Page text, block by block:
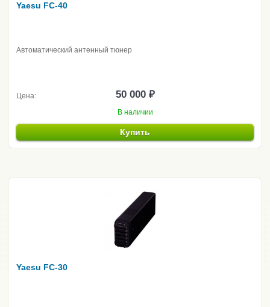
Yaesu FC-40
Автоматический антенный тюнер
Цена: 50 000 ₽
В наличии
Купить
Yaesu FC-30